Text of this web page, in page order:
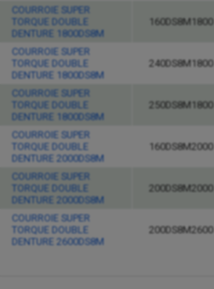
COURROIE SUPER
TORQUE DOUBLE
DENTURE 1800DS8M
160DS8M1800
COURROIE SUPER
TORQUE DOUBLE
DENTURE 1800DS8M
240DS8M1800
COURROIE SUPER
TORQUE DOUBLE
DENTURE 1800DS8M
250DS8M1800
COURROIE SUPER
TORQUE DOUBLE
DENTURE 2000DS8M
160DS8M2000
COURROIE SUPER
TORQUE DOUBLE
DENTURE 2000DS8M
200DS8M2000
COURROIE SUPER
TORQUE DOUBLE
DENTURE 2600DS8M
200DS8M2600